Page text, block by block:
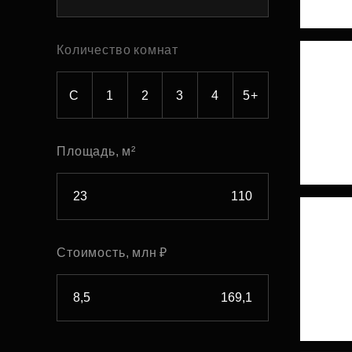
Рефинансирование
Количество комнат
С 1 2 3 4 5+
Площадь, м²
Стоимость, млн ₽